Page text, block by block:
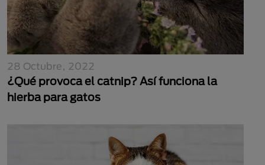
28 Octubre, 2022
¿Qué provoca el catnip? Así funciona la
hierba para gatos